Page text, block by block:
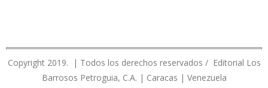
Copyright 2019. | Todos los derechos reservados / Editorial Los
Barrosos Petroguia, C.A. | Caracas | Venezuela